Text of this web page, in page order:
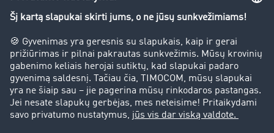
Sėkmės istorijos
Klientai įdarbina klientus
Teisinė informacija
Teisinis pranešimas